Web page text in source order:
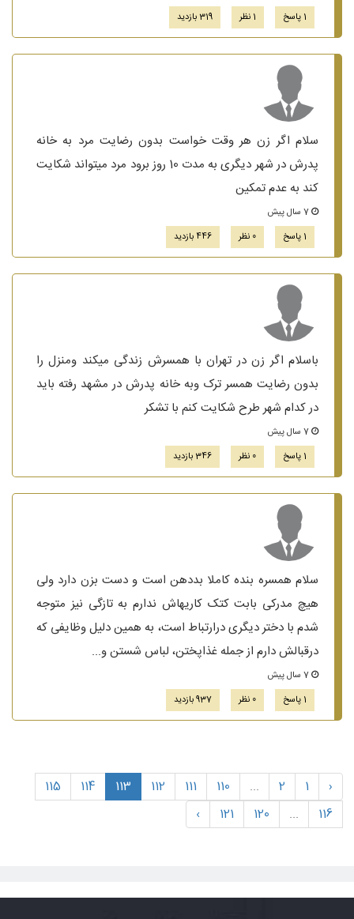
1 پاسخ
1 نظر 319 بازدید
سلام اگر زن هر وقت خواست بدون رضایت مرد به خانه
پدرش در شهر دیگری به مدت 10 روز برود مرد میتواند شکایت
کند به عدم تمکین
1 پاسخ
0 نظر 446 بازدید
باسلام اگر زن در تهران با همسرش زندگی میکند ومنزل را
بدون رضایت همسر ترک وبه خانه پدرش در مشهد رفته باید
در کدام شهر طرح شکایت کنم با تشکر
1 پاسخ
0 نظر 346 بازدید
سلام همسره بنده کاملا بددهن است و دست بزن دارد ولی
هیچ مدرکی بابت کتک کاریهاش ندارم به تازگی نیز متوجه
شدم با دختر دیگری درارتباط است، به همین دلیل وظایفی که
درقبالش دارم از جمله غذاپختن، لباس شستن و...
1 پاسخ
0 نظر 937 بازدید
‹
1
2
...
110
111
112
113
114
115
116
...
120
121
›